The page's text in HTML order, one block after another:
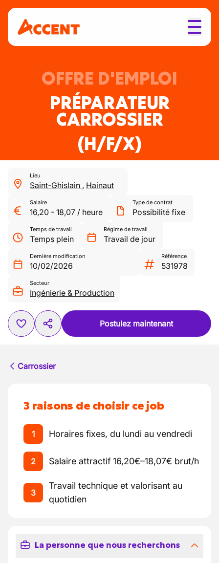
OFFRE D'EMPLOI
PRÉPARATEUR
CARROSSIER
(H/F/X)
Lieu
Saint-Ghislain , Hainaut
Salaire
16,20 - 18,07 / heure
Type de contrat
Possibilité fixe
Temps de travail
Temps plein
Régime de travail
Travail de jour
Dernière modification
10/02/2026
Référence
531978
Secteur
Ingénierie & Production
Postulez maintenant
Carrossier
3 raisons de choisir ce job
1 Horaires fixes, du lundi au vendredi
2 Salaire attractif 16,20€–18,07€ brut/h
3
Travail technique et valorisant au
quotidien
La personne que nous recherchons